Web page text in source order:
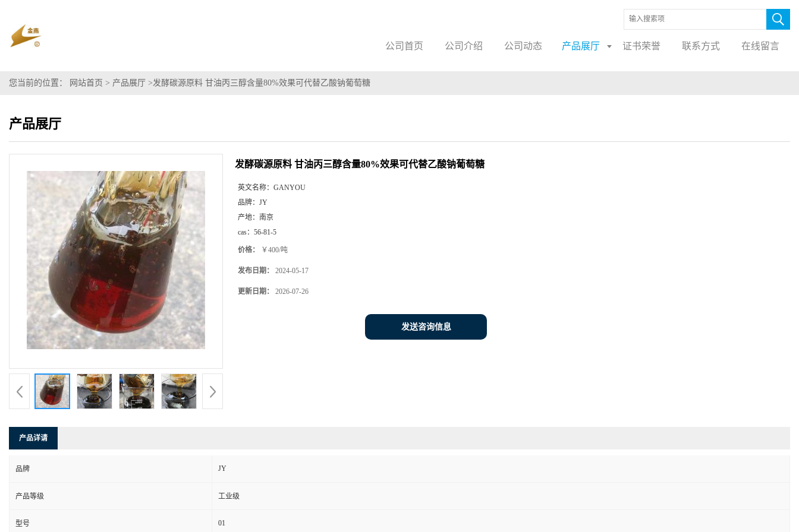
公司首页 公司介绍 公司动态 产品展厅 证书荣誉 联系方式 在线留言
您当前的位置： 网站首页 > 产品展厅 >发酵碳源原料 甘油丙三醇含量80%效果可代替乙酸钠葡萄糖
产品展厅
发酵碳源原料 甘油丙三醇含量80%效果可代替乙酸钠葡萄糖
英文名称： GANYOU
品牌： JY
产地： 南京
cas： 56-81-5
价格： ￥400/吨
发布日期： 2024-05-17
更新日期： 2026-07-26
发送咨询信息
产品详请
品牌 JY
产品等级 工业级
型号 01